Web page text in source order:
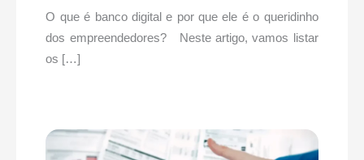
O que é banco digital e por que ele é o queridinho
dos empreendedores? Neste artigo, vamos listar
os […]